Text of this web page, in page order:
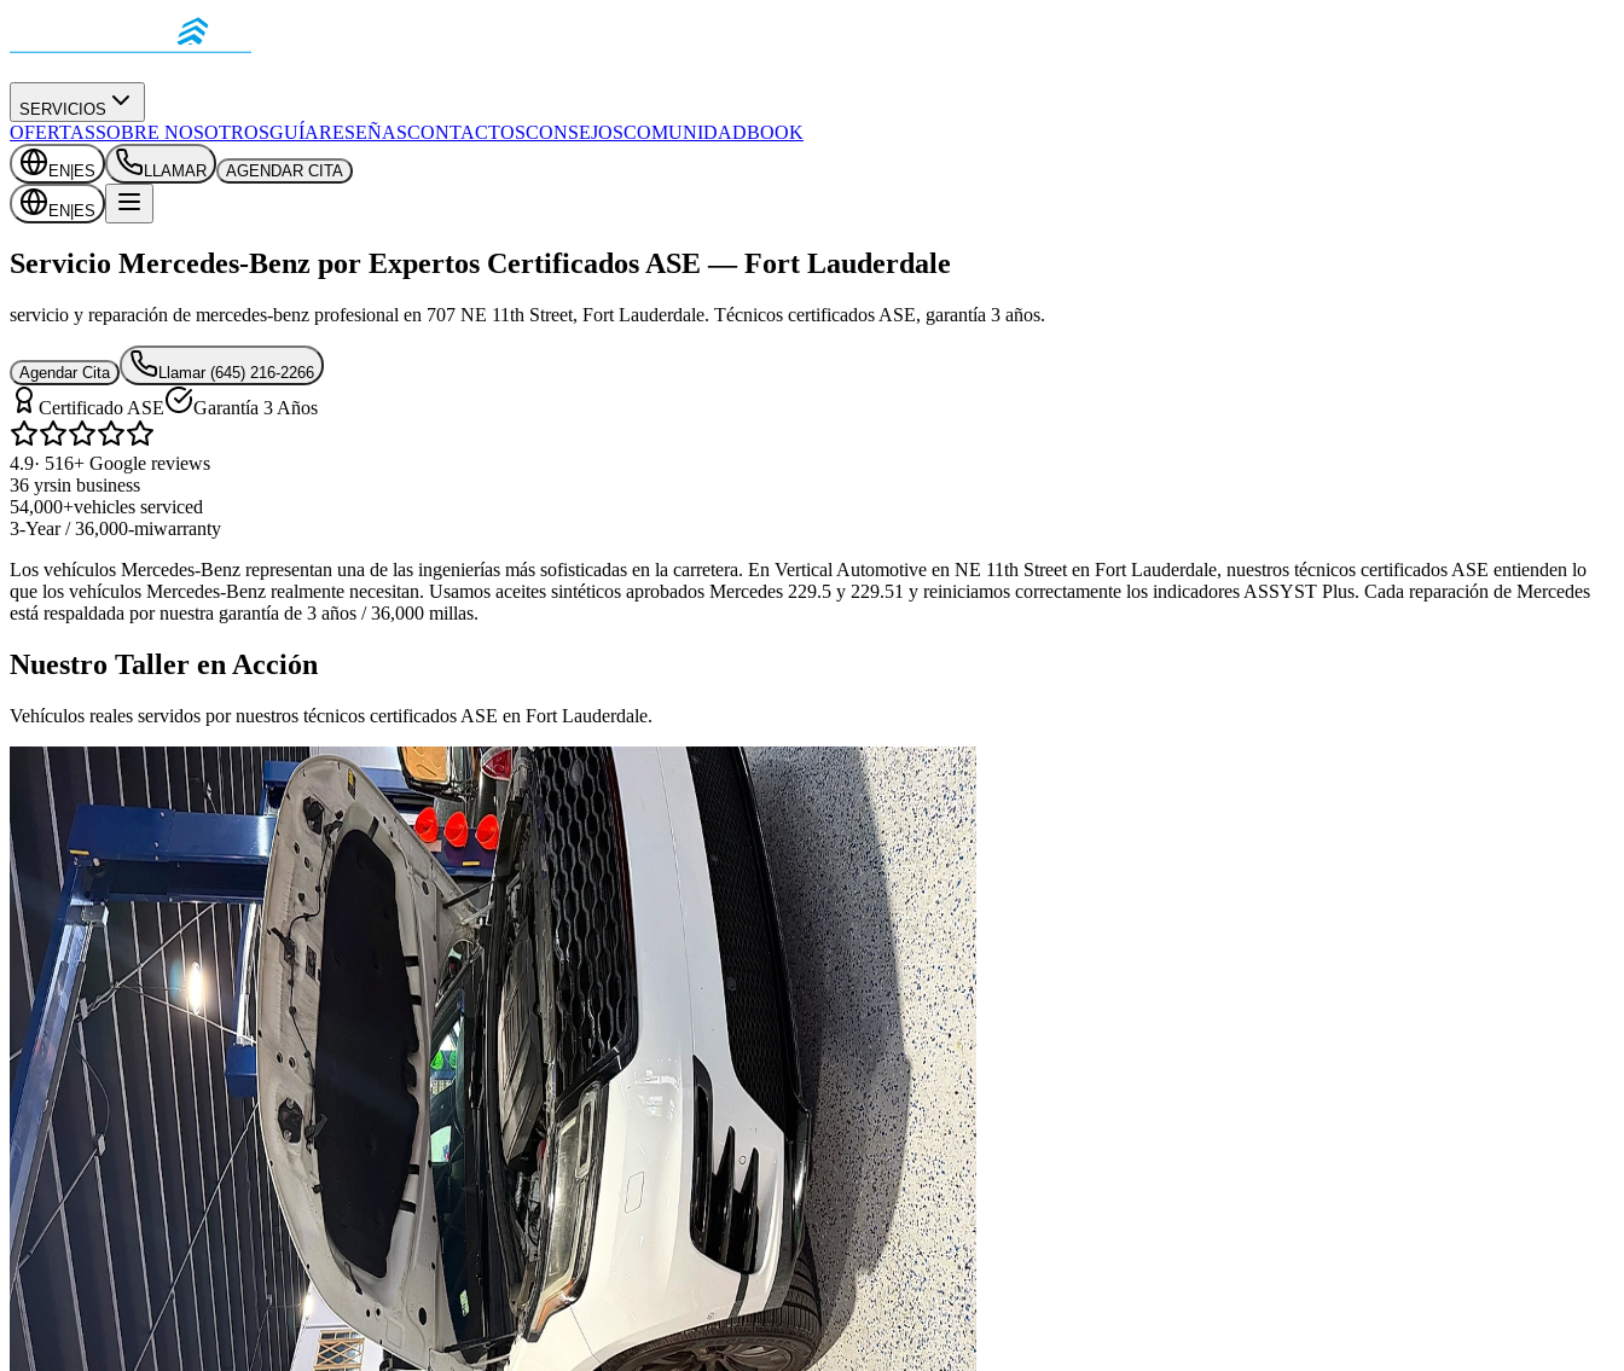
SERVICIOS
OFERTASSOBRE NOSOTROSGUÍARESEÑASCONTACTOSCONSEJOSCOMUNIDADBOOK
EN ES LLAMAR AGENDAR CITA
EN ES
Servicio Mercedes-Benz por Expertos Certificados ASE — Fort Lauderdale
servicio y reparación de mercedes-benz profesional en 707 NE 11th Street, Fort Lauderdale. Técnicos certificados ASE, garantía 3 años.
Agendar Cita Llamar (645) 216-2266
Certificado ASE Garantía 3 Años
4.9· 516+ Google reviews
36 yrsin business
54,000+vehicles serviced
3-Year / 36,000-miwarranty
Los vehículos Mercedes-Benz representan una de las ingenierías más sofisticadas en la carretera. En Vertical Automotive en NE 11th Street en Fort Lauderdale, nuestros técnicos certificados ASE entienden lo
que los vehículos Mercedes-Benz realmente necesitan. Usamos aceites sintéticos aprobados Mercedes 229.5 y 229.51 y reiniciamos correctamente los indicadores ASSYST Plus. Cada reparación de Mercedes
está respaldada por nuestra garantía de 3 años / 36,000 millas.
Nuestro Taller en Acción
Vehículos reales servidos por nuestros técnicos certificados ASE en Fort Lauderdale.